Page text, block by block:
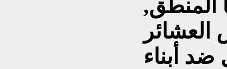
المنطق,
ضد أبناء